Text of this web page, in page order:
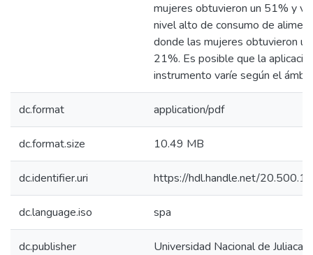
mujeres obtuvieron un 51% y
nivel alto de consumo de
donde las mujeres obtuvieron
21%. Es posible que la
instrumento varíe según el
dc.format application/pdf
dc.format.size 10.49 MB
dc.identifier.uri https://hdl.handle.net/
dc.language.iso spa
dc.publisher Universidad Nacional de Juliaca